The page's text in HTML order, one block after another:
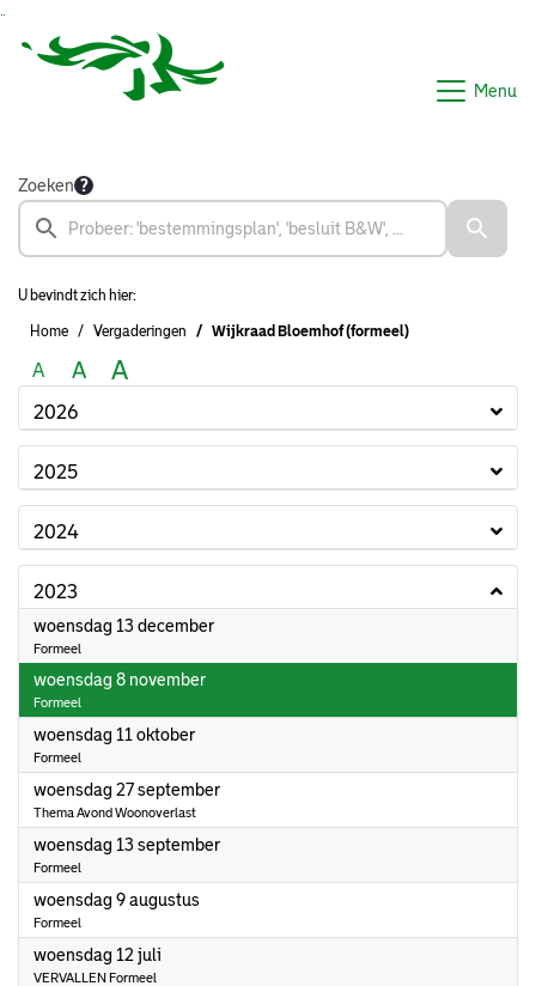
Menu
Zoeken
U bevindt zich hier:
Home Vergaderingen Wijkraad Bloemhof (formeel)
A A A
2026
2025
2024
2023
woensdag 13 december2023
Formeel
woensdag 8 november2023
Formeel
woensdag 11 oktober2023
Formeel
woensdag 27 september2023
Thema Avond Woonoverlast
woensdag 13 september2023
Formeel
woensdag 9 augustus
Formeel
woensdag 12 juli
VERVALLEN Formeel